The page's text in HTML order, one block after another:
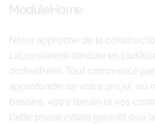
ModuleHome
Notre approche de la
LaLouvièrese déroule en
orchestrées. Tout commence
approfondie de votre projet, où
besoins, votre terrain et vos
Cette phase initiale garantit que